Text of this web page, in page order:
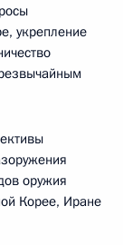
укрепление
оружия
Корее, Иране